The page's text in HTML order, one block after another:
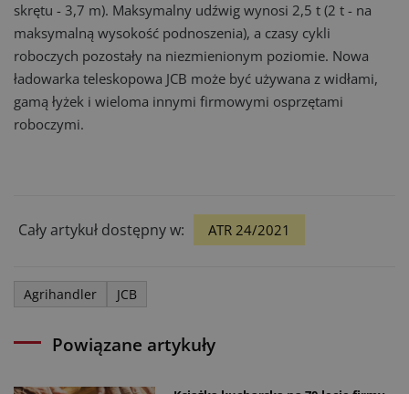
skrętu - 3,7 m). Maksymalny udźwig wynosi 2,5 t (2 t - na
maksymalną wysokość podnoszenia), a czasy cykli
roboczych pozostały na niezmienionym poziomie. Nowa
ładowarka teleskopowa JCB może być używana z widłami,
gamą łyżek i wieloma innymi firmowymi osprzętami
roboczymi.
Cały artykuł dostępny w: ATR 24/2021
Agrihandler JCB
Powiązane artykuły